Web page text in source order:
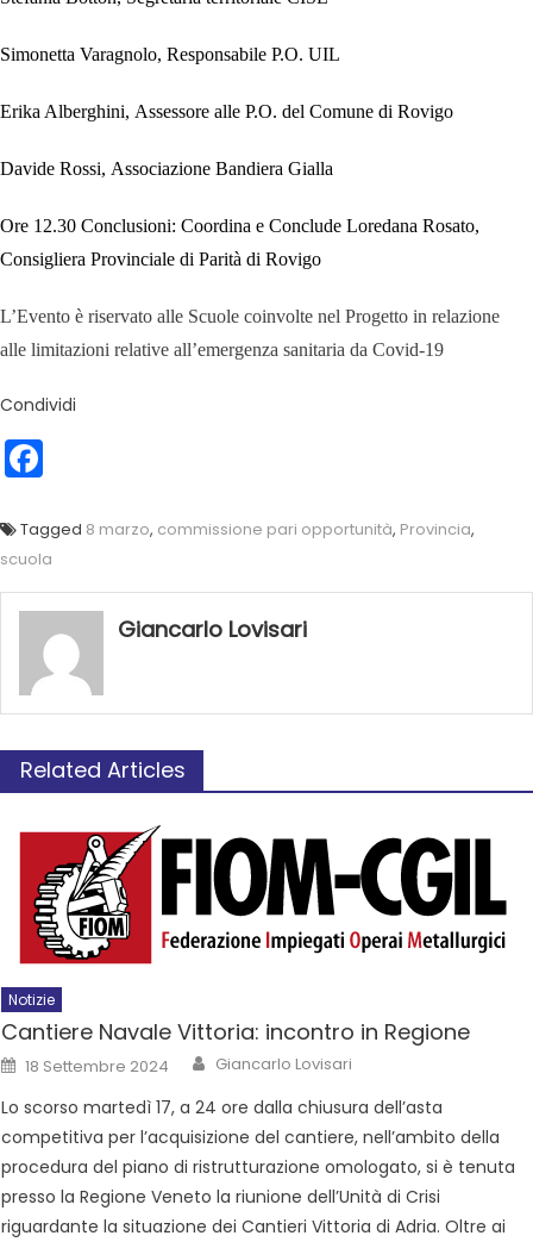
Simonetta Varagnolo, Responsabile P.O. UIL
Erika Alberghini, Assessore alle P.O. del Comune di Rovigo
Davide Rossi, Associazione Bandiera Gialla
Ore 12.30 Conclusioni: Coordina e Conclude Loredana Rosato,
Consigliera Provinciale di Parità di Rovigo
L’Evento è riservato alle Scuole coinvolte nel Progetto in relazione
alle limitazioni relative all’emergenza sanitaria da Covid-19
Condividi
Tagged 8 marzo, commissione pari opportunità, Provincia,
scuola
Giancarlo Lovisari
Related Articles
Notizie
Cantiere Navale Vittoria: incontro in Regione
18 Settembre 2024 Giancarlo Lovisari
Lo scorso martedì 17, a 24 ore dalla chiusura dell’asta
competitiva per l’acquisizione del cantiere, nell’ambito della
procedura del piano di ristrutturazione omologato, si è tenuta
presso la Regione Veneto la riunione dell’Unità di Crisi
riguardante la situazione dei Cantieri Vittoria di Adria. Oltre ai